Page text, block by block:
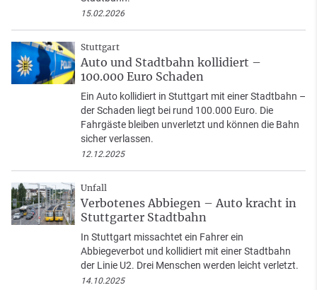
15.02.2026
Stuttgart
Auto und Stadtbahn kollidiert –
100.000 Euro Schaden
Ein Auto kollidiert in Stuttgart mit einer Stadtbahn –
der Schaden liegt bei rund 100.000 Euro. Die
Fahrgäste bleiben unverletzt und können die Bahn
sicher verlassen.
12.12.2025
Unfall
Verbotenes Abbiegen – Auto kracht in
Stuttgarter Stadtbahn
In Stuttgart missachtet ein Fahrer ein
Abbiegeverbot und kollidiert mit einer Stadtbahn
der Linie U2. Drei Menschen werden leicht verletzt.
14.10.2025